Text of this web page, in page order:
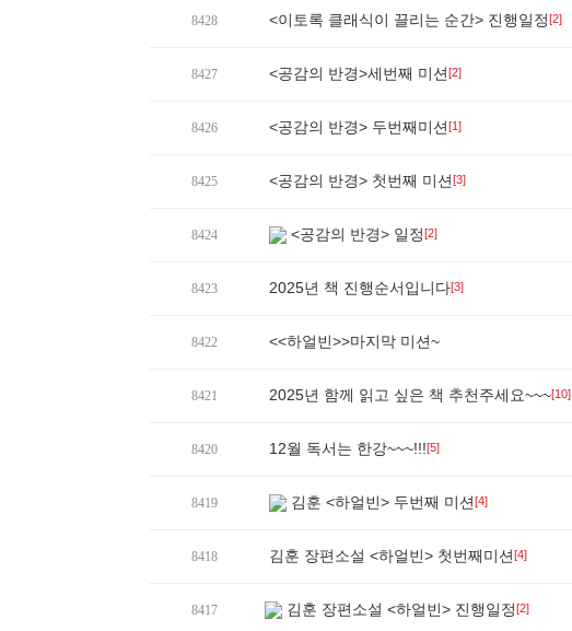
8428 <이토록 클래식이 끌리는 순간> 진행일정[2]
8427 <공감의 반경>세번째 미션[2]
8426 <공감의 반경> 두번째미션[1]
8425 <공감의 반경> 첫번째 미션[3]
8424 <공감의 반경> 일정[2]
8423 2025년 책 진행순서입니다[3]
8422 <<하얼빈>>마지막 미션~
8421 2025년 함께 읽고 싶은 책 추천주세요~~~[10]
8420 12월 독서는 한강~~~!!![5]
8419 김훈 <하얼빈> 두번째 미션[4]
8418 김훈 장편소설 <하얼빈> 첫번째미션[4]
8417 김훈 장편소설 <하얼빈> 진행일정[2]